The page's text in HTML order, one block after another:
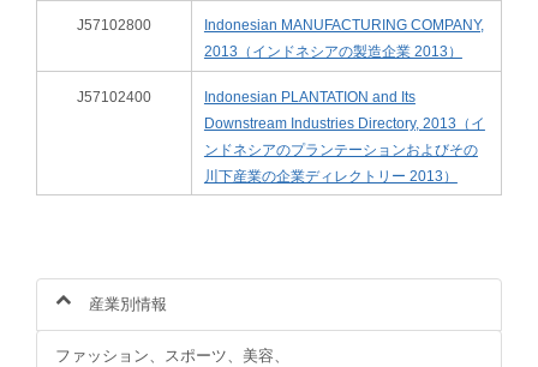
J57102800
Indonesian MANUFACTURING COMPANY,
2013（インドネシアの製造企業 2013）
J57102400
Indonesian PLANTATION and Its
Downstream Industries Directory, 2013（イ
ンドネシアのプランテーションおよびその
川下産業の企業ディレクトリー 2013）
産業別情報
ファッション、スポーツ、美容、